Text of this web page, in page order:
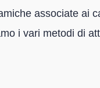
associate ai
i vari metodi di